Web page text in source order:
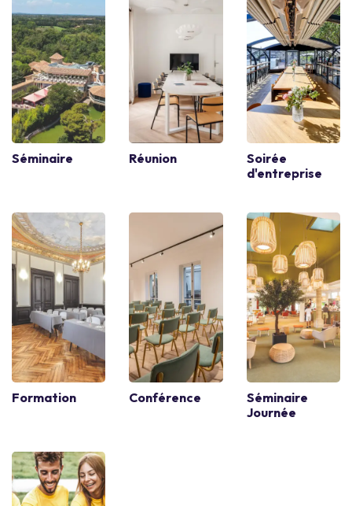
Séminaire Réunion
Soirée
d'entreprise
Formation Conférence
Séminaire
Journée